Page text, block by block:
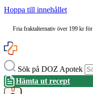
Hoppa till innehållet
Fria fraktalternativ över 199 kr
Sök på DOZ Apotek
Hämta ut recept
0